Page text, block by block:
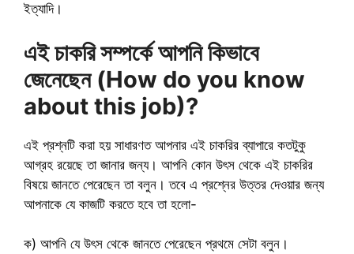
ইত্যাদি।
এই চাকরি সম্পর্কে আপনি কিভাবে
জেনেছেন (How do you know
about this job)?
এই প্রশ্নটি করা হয় সাধারণত আপনার এই চাকরির ব্যাপারে কতটুকু
আগ্রহ রয়েছে তা জানার জন্য। আপনি কোন উৎস থেকে এই চাকরির
বিষয়ে জানতে পেরেছেন তা বলুন। তবে এ প্রশ্নের উত্তর দেওয়ার জন্য
আপনাকে যে কাজটি করতে হবে তা হলো-
ক) আপনি যে উৎস থেকে জানতে পেরেছেন প্রথমে সেটা বলুন।